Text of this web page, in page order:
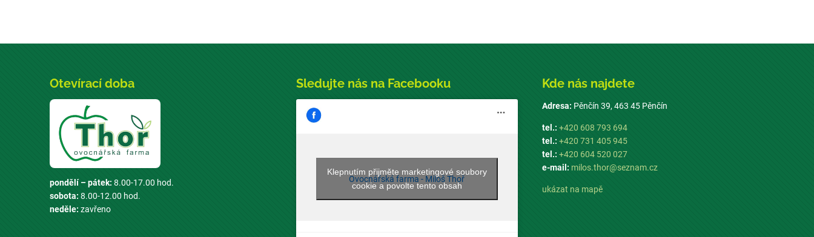
Otevírací doba
pondělí – pátek: 8.00-17.00 hod.
sobota: 8.00-12.00 hod.
neděle: zavřeno
Sledujte nás na Facebooku
Ovocnářská farma - Miloš Thoř
Klepnutím přijměte marketingové soubory
cookie a povolte tento obsah
Kde nás najdete
Adresa: Pěnčín 39, 463 45 Pěnčín
tel.:+420 608 793 694
tel.: +420 731 405 945
tel.: +420 604 520 027
e-mail: milos.thor@seznam.cz
ukázat na mapě